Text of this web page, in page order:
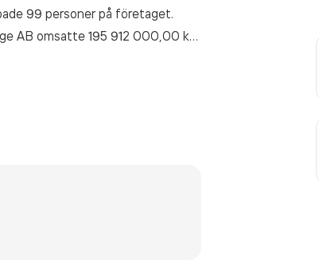
99 personer på företaget.
AB omsatte 195 912 000,00 kr